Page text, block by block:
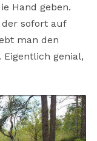
Hand geben.
der sofort auf
man den
genial,